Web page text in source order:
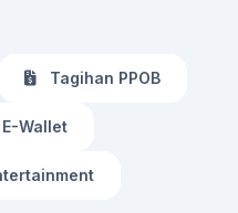
Tagihan PPOB
Wallet